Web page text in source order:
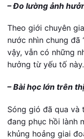
– Đo lường ảnh
Theo giới chuyên
nước nhìn chung đã
vậy, vẫn có những
hưởng từ yếu tố
– Bài học lớn trên
Sóng gió đã qua và
đang phục hồi lành
khủng hoảng giai